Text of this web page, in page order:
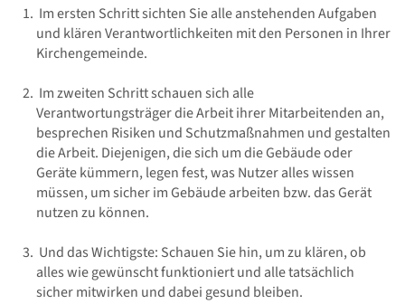
Im ersten Schritt sichten Sie alle anstehenden Aufgaben
und klären Verantwortlichkeiten mit den Personen in Ihrer
Kirchengemeinde.
Im zweiten Schritt schauen sich alle
Verantwortungsträger die Arbeit ihrer Mitarbeitenden an,
besprechen Risiken und Schutzmaßnahmen und gestalten
die Arbeit. Diejenigen, die sich um die Gebäude oder
Geräte kümmern, legen fest, was Nutzer alles wissen
müssen, um sicher im Gebäude arbeiten bzw. das Gerät
nutzen zu können.
Und das Wichtigste: Schauen Sie hin, um zu klären, ob
alles wie gewünscht funktioniert und alle tatsächlich
sicher mitwirken und dabei gesund bleiben.